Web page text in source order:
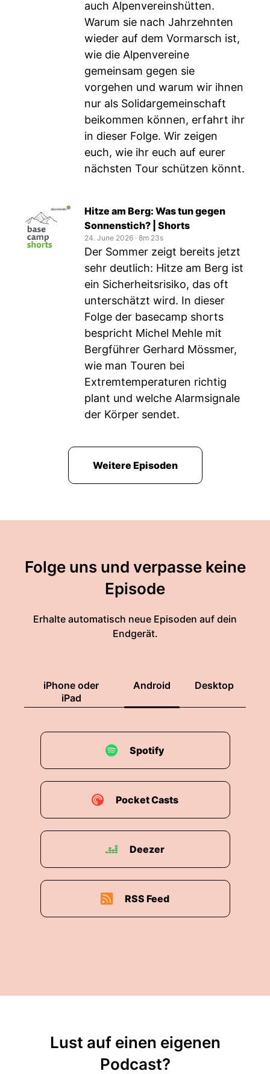
auch Alpenvereinshütten.
Warum sie nach Jahrzehnten
wieder auf dem Vormarsch ist,
wie die Alpenvereine
gemeinsam gegen sie
vorgehen und warum wir ihnen
nur als Solidargemeinschaft
beikommen können, erfahrt ihr
in dieser Folge. Wir zeigen
euch, wie ihr euch auf eurer
nächsten Tour schützen könnt.
Hitze am Berg: Was tun gegen
Sonnenstich? | Shorts
24. June 2026 ‧ 8m 23s
Der Sommer zeigt bereits jetzt
sehr deutlich: Hitze am Berg ist
ein Sicherheitsrisiko, das oft
unterschätzt wird. In dieser
Folge der basecamp shorts
bespricht Michel Mehle mit
Bergführer Gerhard Mössmer,
wie man Touren bei
Extremtemperaturen richtig
plant und welche Alarmsignale
der Körper sendet.
Weitere Episoden
Folge uns und verpasse keine
Episode
Erhalte automatisch neue Episoden auf dein
Endgerät.
iPhone oder
iPad
Android Desktop
Spotify
Pocket Casts
Deezer
RSS Feed
Lust auf einen eigenen
Podcast?